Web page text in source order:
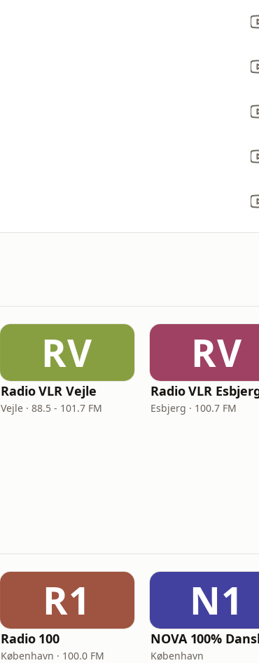
RV
Radio VLR Vejle
Vejle · 88.5 - 101.7 FM
RV
Radio VLR
Esbjerg · 100.7 FM
R1
Radio 100
København · 100.0 FM
N1
NOVA 100%
København